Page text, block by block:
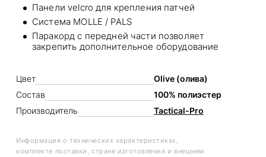
Панели velcro для крепления патчей
Система MOLLE / PALS
Паракорд с передней части позволяет
закрепить дополнительное оборудование
Цвет
Olive (олива)
Состав
100% полиэстер
Производитель
Tactical-Pro
Информация о технических характеристиках,
комплекте поставки, стране изготовления и внешнем